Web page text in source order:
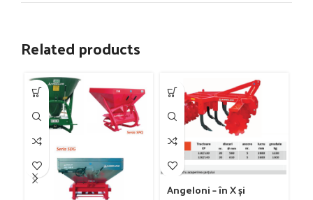
Related products
Angeloni – în X și